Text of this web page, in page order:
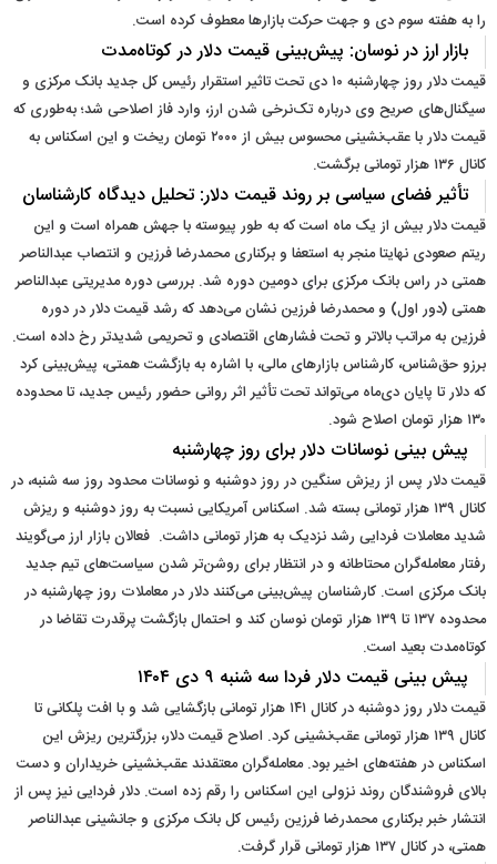
را به هفته سوم دی و جهت حرکت بازارها معطوف کرده است.
بازار ارز در نوسان: پیش‌بینی قیمت دلار در کوتاه‌مدت
قیمت دلار روز چهارشنبه ۱۰ دی تحت‌ تاثیر استقرار رئیس کل جدید بانک مرکزی و
سیگنال‌های صریح وی درباره تک‌نرخی شدن ارز، وارد فاز اصلاحی شد؛ به‌طوری‌ که
قیمت دلار با عقب‌نشینی محسوس بیش از ۲۰۰۰ تومان ریخت و این اسکناس به
کانال ۱۳۶ هزار تومانی برگشت.
تأثیر فضای سیاسی بر روند قیمت دلار: تحلیل دیدگاه کارشناسان
قیمت دلار بیش از یک ماه است که به طور پیوسته با جهش‌ همراه است و این
ریتم صعودی نهایتا منجر به استعفا و برکناری محمدرضا فرزین و انتصاب عبدالناصر
همتی در راس بانک مرکزی برای دومین دوره شد. بررسی دوره‌ مدیریتی عبدالناصر
همتی (دور اول) و محمدرضا فرزین نشان می‌دهد که رشد قیمت دلار در دوره
فرزین به‌ مراتب بالاتر و تحت فشارهای اقتصادی و تحریمی شدیدتر رخ داده است.
برزو حق‌شناس، کارشناس بازارهای مالی، با اشاره به بازگشت همتی، پیش‌بینی کرد
که دلار تا پایان دی‌ماه می‌تواند تحت تأثیر اثر روانی حضور رئیس جدید، تا محدوده
۱۳۰ هزار تومان اصلاح شود.
پیش‌ بینی نوسانات دلار برای روز چهارشنبه
قیمت دلار پس از ریزش سنگین در روز دوشنبه و نوسانات محدود روز سه ‌شنبه، در
کانال ۱۳۹ هزار تومانی بسته شد. اسکناس آمریکایی نسبت به روز دوشنبه و ریزش
شدید معاملات فردایی رشد نزدیک به هزار تومانی داشت. فعالان بازار ارز می‌گویند
رفتار معامله‌گران محتاطانه و در انتظار برای روشن‌تر شدن سیاست‌های تیم جدید
بانک مرکزی است. کارشناسان پیش‌بینی می‌کنند دلار در معاملات روز چهارشنبه در
محدوده ۱۳۷ تا ۱۳۹ هزار تومان نوسان کند و احتمال بازگشت پرقدرت تقاضا در
کوتاه‌مدت بعید است.
پیش‌ بینی قیمت دلار فردا سه‌ شنبه ۹ دی ۱۴۰۴
قیمت دلار روز دوشنبه در کانال ۱۴۱ هزار تومانی بازگشایی شد و با افت پلکانی تا
کانال ۱۳۹ هزار تومانی عقب‌نشینی کرد. اصلاح قیمت دلار، بزرگترین ریزش این
اسکناس در هفته‌های اخیر بود. معامله‌گران معتقدند عقب‌نشینی خریداران و دست
بالای فروشندگان روند نزولی این اسکناس را رقم زده است. دلار فردایی نیز پس از
انتشار خبر برکناری محمدرضا فرزین رئیس کل بانک مرکزی و جانشینی عبدالناصر
همتی، در کانال ۱۳۷ هزار تومانی قرار گرفت.